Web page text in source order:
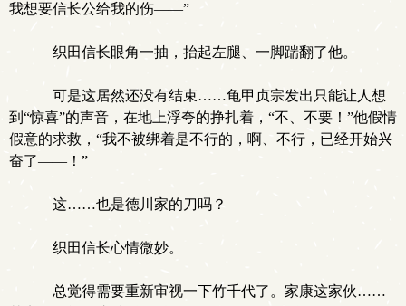
我想要信长公给我的伤——”
织田信长眼角一抽，抬起左腿、一脚踹翻了他。
可是这居然还没有结束……龟甲贞宗发出只能让人想
到“惊喜”的声音，在地上浮夸的挣扎着，“不、不要！”他假情
假意的求救，“我不被绑着是不行的，啊、不行，已经开始兴
奋了——！”
这……也是德川家的刀吗？
织田信长心情微妙。
总觉得需要重新审视一下竹千代了。家康这家伙……